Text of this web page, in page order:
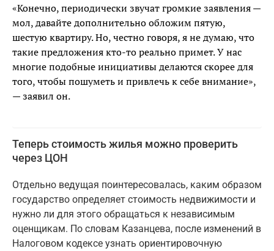
«Конечно, периодически звучат громкие заявления —
мол, давайте дополнительно обложим пятую,
шестую квартиру. Но, честно говоря, я не думаю, что
такие предложения кто-то реально примет. У нас
многие подобные инициативы делаются скорее для
того, чтобы пошуметь и привлечь к себе внимание»,
— заявил он.
Теперь стоимость жилья можно проверить
через ЦОН
Отдельно ведущая поинтересовалась, каким образом
государство определяет стоимость недвижимости и
нужно ли для этого обращаться к независимым
оценщикам. По словам Казанцева, после изменений в
Налоговом кодексе узнать ориентировочную